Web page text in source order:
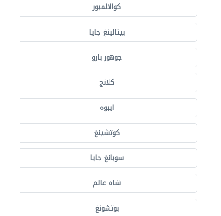
كوالالمبور
بيتالينغ جايا
جوهور بارو
كلانج
ايبوه
كوتشينغ
سوبانغ جايا
شاه عالم
بوتشونغ